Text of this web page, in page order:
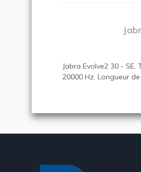
Jabra Evolve2 30 -
20000 Hz. Longueur